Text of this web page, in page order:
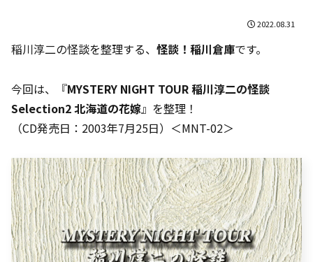
2022.08.31
稲川淳二の怪談を整理する、 怪談！稲川倉庫です。
今回は、『MYSTERY NIGHT TOUR 稲川淳二の怪談
Selection2 北海道の花嫁』を整理！
（CD発売日：2003年7月25日）＜MNT-02＞